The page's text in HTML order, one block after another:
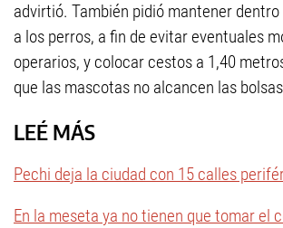
advirtió. También pidió mantener
a los perros, a fin de evitar eventuales
operarios, y colocar cestos a 1,40
que las mascotas no alcancen las
LEÉ MÁS
Pechi deja la ciudad con 15 calles
En la meseta ya no tienen que tomar el